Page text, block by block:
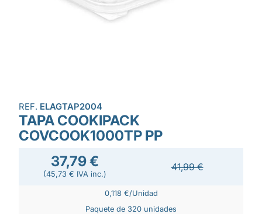
REF. ELAGTAP2004
TAPA COOKIPACK
COVCOOK1000TP PP
37,79 €
(45,73 € IVA inc.)
41,99 €
0,118 €/Unidad
Paquete de 320 unidades